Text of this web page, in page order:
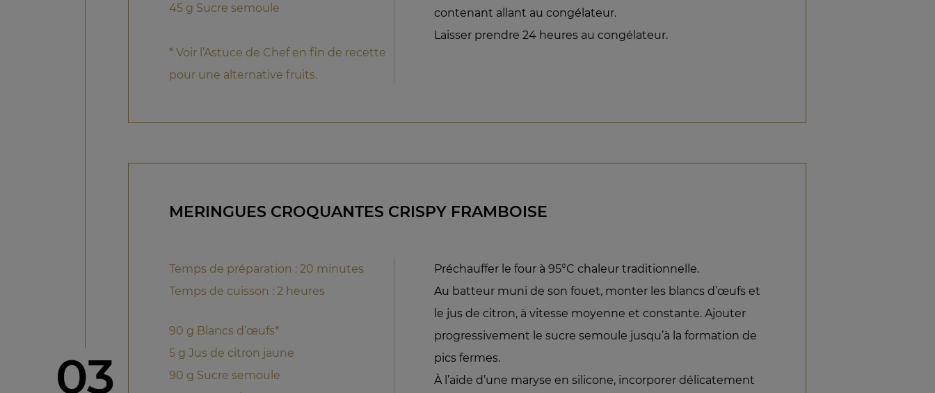
45 g Sucre semoule
* Voir l’Astuce de Chef en fin de recette
pour une alternative fruits.
contenant allant au congélateur.
Laisser prendre 24 heures au congélateur.
étape
03
MERINGUES CROQUANTES CRISPY FRAMBOISE
Temps de préparation : 20 minutes
Temps de cuisson : 2 heures
90 g Blancs d’œufs*
5 g Jus de citron jaune
90 g Sucre semoule
Préchauffer le four à 95°C chaleur traditionnelle.
Au batteur muni de son fouet, monter les blancs d’œufs et
le jus de citron, à vitesse moyenne et constante. Ajouter
progressivement le sucre semoule jusqu’à la formation de
pics fermes.
À l’aide d’une maryse en silicone, incorporer délicatement